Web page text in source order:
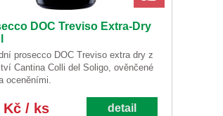
DOC Treviso Extra-Dry
prosecco DOC Treviso extra dry z
Cantina Colli del Soligo, ověnčené
oceněními.
Kč / ks detail